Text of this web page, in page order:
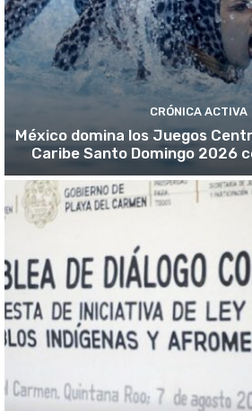
CRÓNICA ACTIVA
México domina los Juegos
Caribe Santo Domingo 2026